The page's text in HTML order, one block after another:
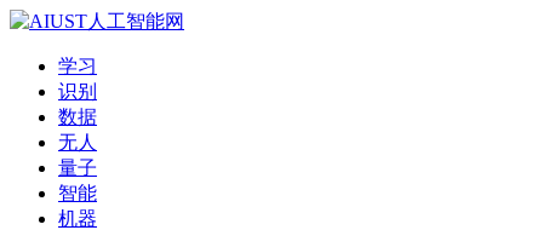
学习
识别
数据
无人
量子
智能
机器